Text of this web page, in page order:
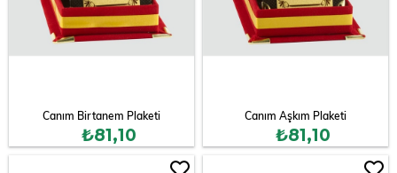
Canım Birtanem Plaketi
₺81,10
Canım Aşkım Plaketi
₺81,10